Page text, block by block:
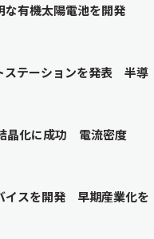
有機太陽電池を開発
ステーションを発表 半導
晶化に成功 電流密度
イスを開発 早期産業化を